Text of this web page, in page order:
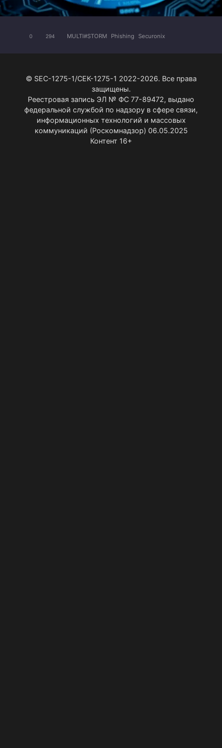
0 294 MULTI#STORM Phishing Securonix
© SEC-1275-1/СЕК-1275-1 2022-2026. Все права
защищены.
Реестровая запись ЭЛ № ФС 77-89472, выдано
федеральной службой по надзору в сфере связи,
информационных технологий и массовых
коммуникаций (Роскомнадзор) 06.05.2025
Контент 16+